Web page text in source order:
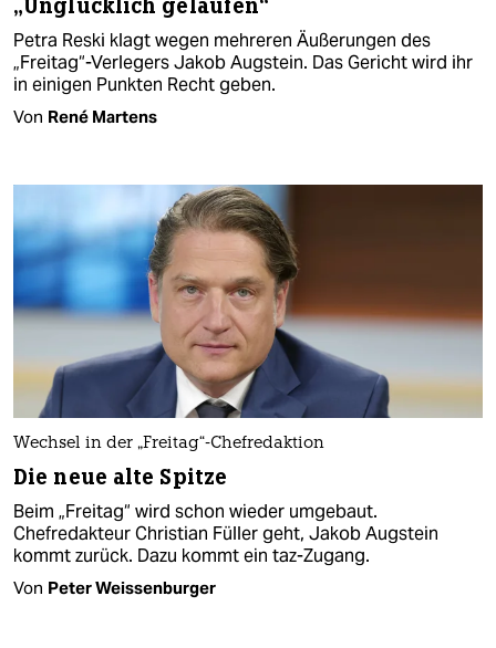
„Unglücklich gelaufen“
Petra Reski klagt wegen mehreren Äußerungen des
„Freitag“-Verlegers Jakob Augstein. Das Gericht wird ihr
in einigen Punkten Recht geben.
Von René Martens
Wechsel in der „Freitag“-Chefredaktion
Die neue alte Spitze
Beim „Freitag“ wird schon wieder umgebaut.
Chefredakteur Christian Füller geht, Jakob Augstein
kommt zurück. Dazu kommt ein taz-Zugang.
Von Peter Weissenburger